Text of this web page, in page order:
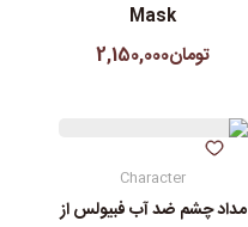
Mask
تومان2,150,000
Character
مداد چشم ضد آب فبیولس از